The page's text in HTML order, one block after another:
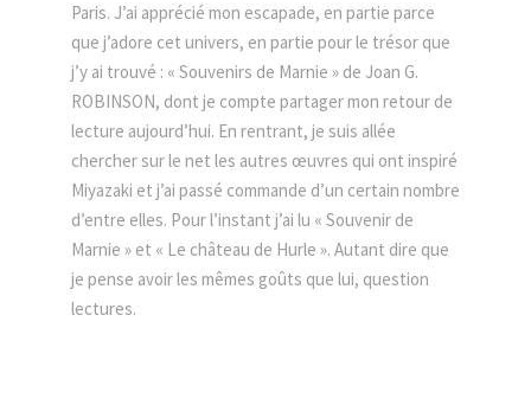
Paris. J’ai apprécié mon escapade, en partie parce
que j’adore cet univers, en partie pour le trésor que
j’y ai trouvé : « Souvenirs de Marnie » de Joan G.
ROBINSON, dont je compte partager mon retour de
lecture aujourd’hui. En rentrant, je suis allée
chercher sur le net les autres œuvres qui ont inspiré
Miyazaki et j’ai passé commande d’un certain nombre
d’entre elles. Pour l’instant j’ai lu « Souvenir de
Marnie » et « Le château de Hurle ». Autant dire que
je pense avoir les mêmes goûts que lui, question
lectures.